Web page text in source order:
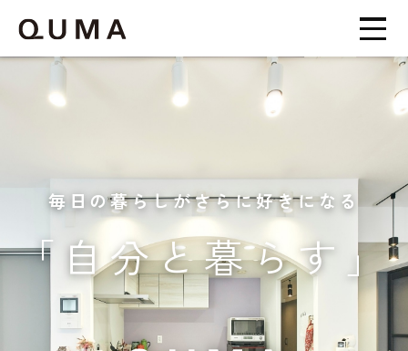
毎日の暮らしがさらに好きになる
「自分と暮らす」